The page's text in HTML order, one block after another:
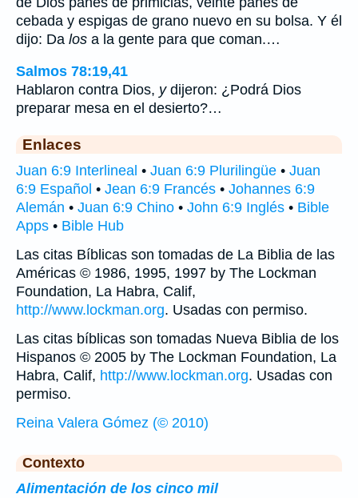
cebada y espigas de grano nuevo en su bolsa. Y él
dijo: Da los a la gente para que coman.…
Salmos 78:19,41
Hablaron contra Dios, ydijeron: ¿Podrá Dios
preparar mesa en el desierto?…
Enlaces
Juan 6:9 Interlineal • Juan 6:9 Plurilingüe • Juan
6:9 Español • Jean 6:9 Francés • Johannes 6:9
Alemán • Juan 6:9 Chino • John 6:9 Inglés • Bible
Apps • Bible Hub
Las citas Bíblicas son tomadas de La Biblia de las
Américas © 1986, 1995, 1997 by The Lockman
Foundation, La Habra, Calif,
http://www.lockman.org. Usadas con permiso.
Las citas bíblicas son tomadas Nueva Biblia de los
Hispanos © 2005 by The Lockman Foundation, La
Habra, Calif, http://www.lockman.org. Usadas con
permiso.
Reina Valera Gómez (© 2010)
Contexto
Alimentación de los cinco mil